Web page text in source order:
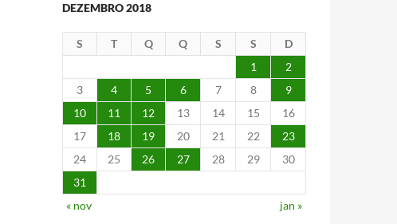
DEZEMBRO 2018
S T Q Q S S
D
1
2
3
4 5 6 7 8
9
10
11 12 13 14 15
16
17
18 19 20 21 22
23
24
25 26 27 28 29
30
31
« nov
jan »